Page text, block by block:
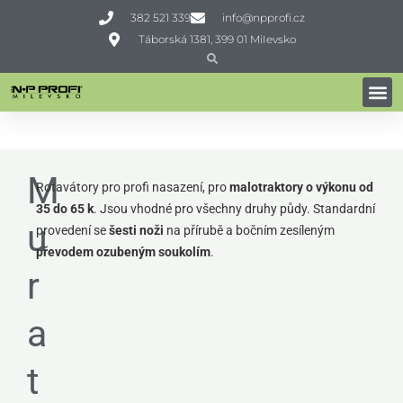
382 521 339
info@npprofi.cz
Táborská 1381, 399 01 MiIevsko
Search
Search
M
u
r
a
t
Rotavátory pro profi nasazení, promalotraktory o výkonu od
35 do 65 k. Jsou vhodné pro všechny druhy půdy. Standardní
provedení sešesti noži na přírubě a bočním zesíleným
převodem ozubeným soukolím.